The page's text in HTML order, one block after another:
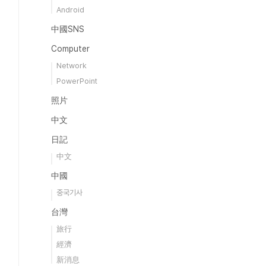
Android
中國SNS
Computer
Network
PowerPoint
照片
中文
日記
中文
中國
중국기사
台灣
旅行
經濟
新消息